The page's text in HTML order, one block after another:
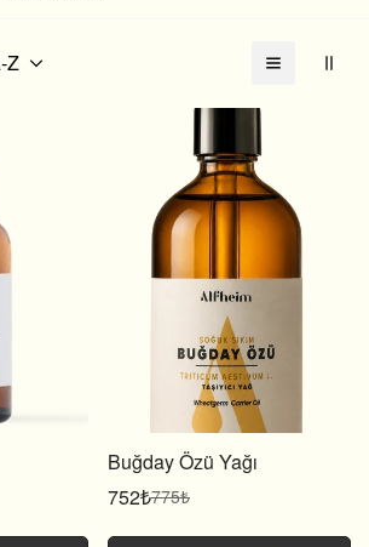
Z
Buğday Özü Yağı
Satış
fiyatı
752₺
Normal
fiyat
775₺